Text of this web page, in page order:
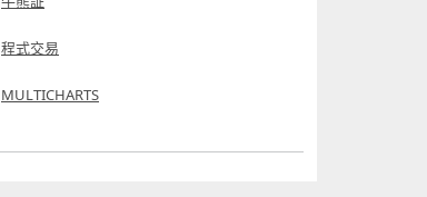
程式交易
MULTICHARTS